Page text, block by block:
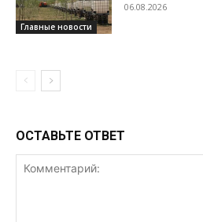
Главные новости
06.08.2026
ОСТАВЬТЕ ОТВЕТ